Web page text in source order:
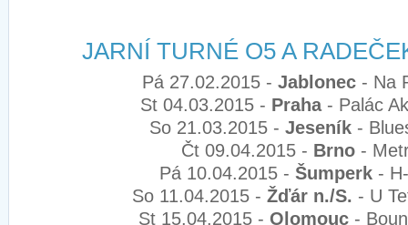
JARNÍ TURNÉ O5 A
Pá 27.02.2015 - Jablonec- Na
St 04.03.2015 - Praha- Palác
So 21.03.2015 - Jeseník -
Čt 09.04.2015 - Brno -
Pá 10.04.2015 - Šumperk -
So 11.04.2015 - Žďár n./S. - U
St 15.04.2015 - Olomouc -